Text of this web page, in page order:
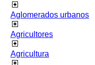
Aglomerados urbanos
Agricultores
Agricultura